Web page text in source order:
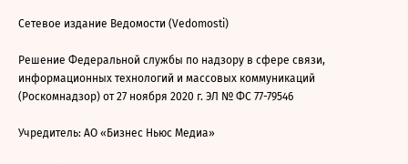
Сетевое издание Ведомости (Vedomosti)
Решение Федеральной службы по надзору в сфере связи,
информационных технологий и массовых коммуникаций
(Роскомнадзор) от 27 ноября 2020 г. ЭЛ № ФС 77-79546
Учредитель: АО «Бизнес Ньюс Медиа»